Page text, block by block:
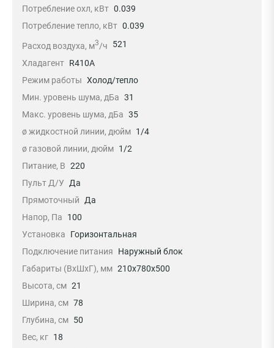
Потребление охл, кВт 0.039
Потребление тепло, кВт 0.039
Расход воздуха, м3/ч
521
Хладагент R410A
Режим работы Холод/тепло
Мин. уровень шума, дБа 31
Макс. уровень шума, дБа 35
ø жидкостной линии, дюйм 1/4
ø газовой линии, дюйм 1/2
Питание, В 220
Пульт Д/У
Да
Прямоточный
Да
Напор, Па
100
Установка
Горизонтальная
Подключение питания
Наружный блок
Габариты (ВxШxГ), мм 210x780x500
Высота, см 21
Ширина, см 78
Глубина, см 50
Вес, кг 18